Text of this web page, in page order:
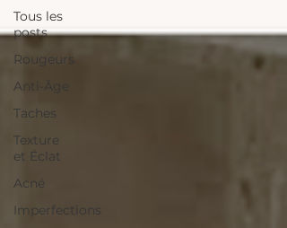
Tous les
posts
Rougeurs
Anti-Âge
Taches
Texture
et Éclat
Acné
Imperfections